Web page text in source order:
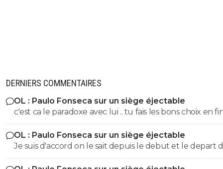
DERNIERS COMMENTAIRES
OL : Paulo Fonseca sur un siège éjectable
c'est ca le paradoxe avec lui .. tu fais les bons choix en
saison t'es 3eme ...
OL : Paulo Fonseca sur un siège éjectable
Je suis d'accord on le sait depuis le debut et le depart
moriera a finalement encore plus affaibli le groupe